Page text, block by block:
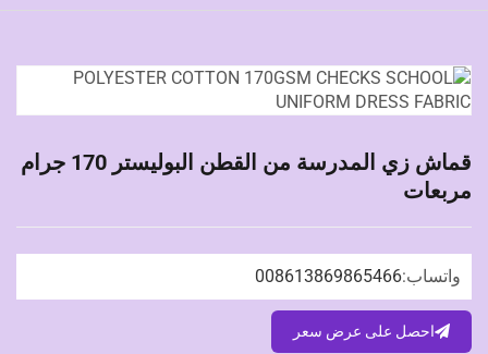
قماش زي المدرسة من القطن البوليستر 170 جرام
مربعات
واتساب:008613869865466
احصل على عرض سعر